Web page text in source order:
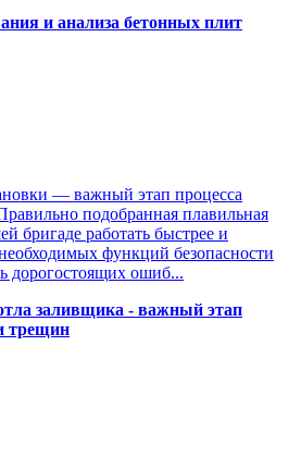
и анализа бетонных плит
— важный этап процесса
подобранная плавильная
бригаде работать быстрее и
функций безопасности
дорогостоящих ошиб...
заливщика - важный этап
трещин